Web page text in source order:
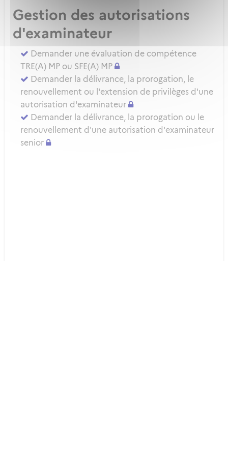
Gestion des autorisations
d'examinateur
Demander une évaluation de compétence
TRE(A) MP ou SFE(A) MP
Demander la délivrance, la prorogation, le
renouvellement ou l'extension de privilèges d'une
autorisation d'examinateur
Demander la délivrance, la prorogation ou le
renouvellement d'une autorisation d'examinateur
senior